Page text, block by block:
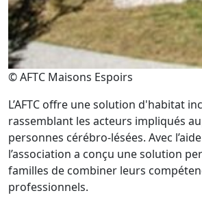
© AFTC Maisons Espoirs
L’AFTC offre une solution d'habitat
rassemblant les acteurs impliqués
personnes cérébro-lésées. Avec
l’association a conçu une solution
familles de combiner leurs
professionnels.